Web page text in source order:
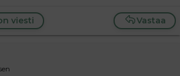
Vastaa
viesti